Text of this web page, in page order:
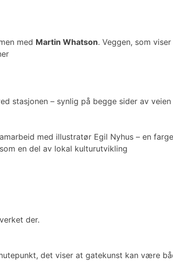
med Martin Whatson. Veggen, som
stasjonen – synlig på begge sider av veien
med illustratør Egil Nyhus – en
en del av lokal kulturutvikling
der.
det viser at gatekunst kan være